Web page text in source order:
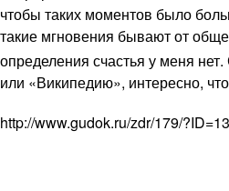
чтобы таких моментов было
такие мгновения бывают от
определения счастья у меня
или «Википедию», интересно,
http://www.gudok.ru/zdr/179/